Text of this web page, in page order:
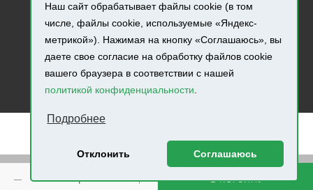
Наш сайт обрабатывает файлы cookie (в том
числе, файлы cookie, используемые «Яндекс-
метрикой»). Нажимая на кнопку «Соглашаюсь», вы
даете свое согласие на обработку файлов cookie
вашего браузера в соответствии с нашей
политикой конфиденциальности.
Подробнее
Отклонить Соглашаюсь
В КОРЗИНУ
Внимание! Минимальная сумма заказа составляет 500
руб.!
Разработка и продвижение сайта.